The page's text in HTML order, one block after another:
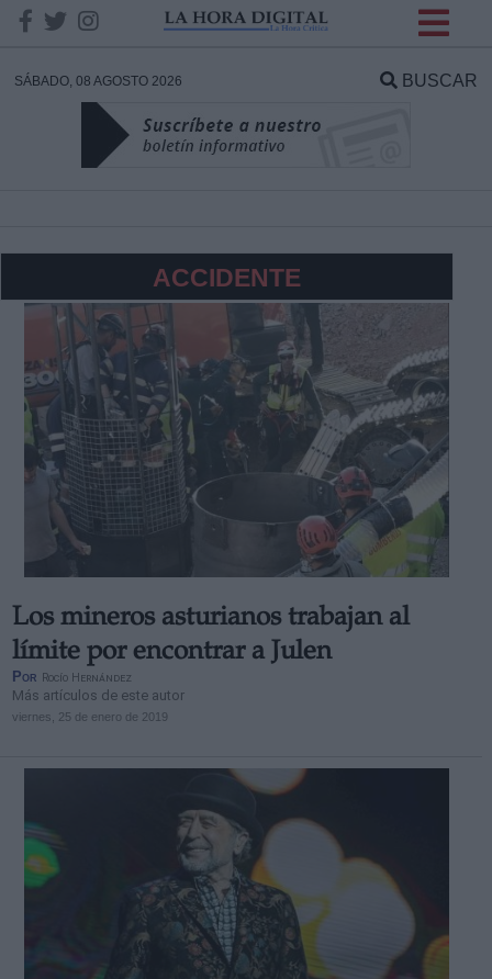
SÁBADO, 08 AGOSTO 2026 BUSCAR
ACCIDENTE
Los mineros asturianos trabajan al
límite por encontrar a Julen
Por Rocío Hernández
Más artículos de este autor
viernes, 25 de enero de 2019
DATOS
Responsable:
Datos tratados:
Legitimación:
Destinatarios:
Derechos: